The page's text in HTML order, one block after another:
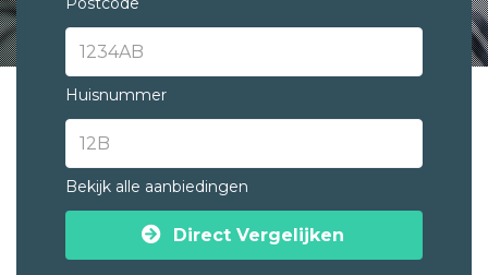
Huisnummer
Bekijk alle aanbiedingen
Direct Vergelijken